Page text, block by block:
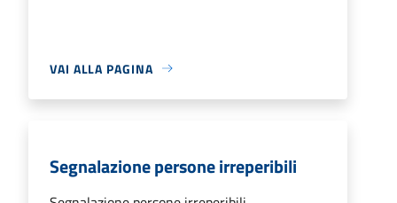
VAI ALLA PAGINA
Segnalazione persone irreperibili